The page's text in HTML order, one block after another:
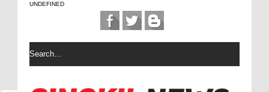
UNDEFINED